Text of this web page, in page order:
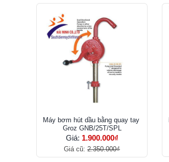
Máy bơm hút dầu bằng quay tay
Groz GNB/25T/SPL
Giá: 1.900.000₫
Giá cũ: 2.350.000₫